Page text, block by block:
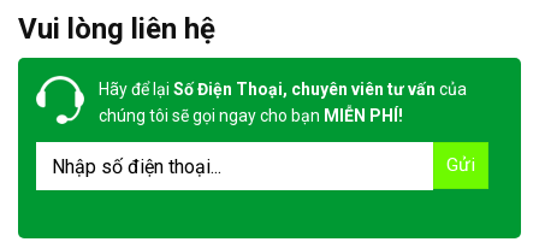
Vui lòng liên hệ
Hãy để lại Số Điện Thoại, chuyên viên tư vấn của
chúng tôi sẽ gọi ngay cho bạn MIỄN PHÍ!